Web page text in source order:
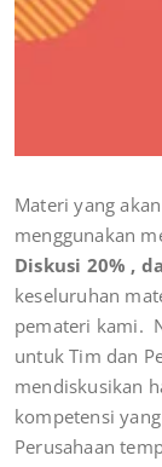
Materi yang
menggunakan
Diskusi 20% ,
keseluruhan
pemateri kami.
untuk Tim dan
mendiskusikan
kompetensi
Perusahaan